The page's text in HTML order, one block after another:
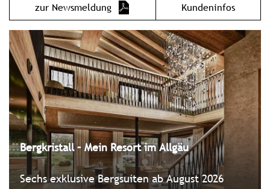
zur Newsmeldung Kundeninfos
Bergkristall – Mein Resort im Allgäu
Sechs exklusive Bergsuiten ab August 2026